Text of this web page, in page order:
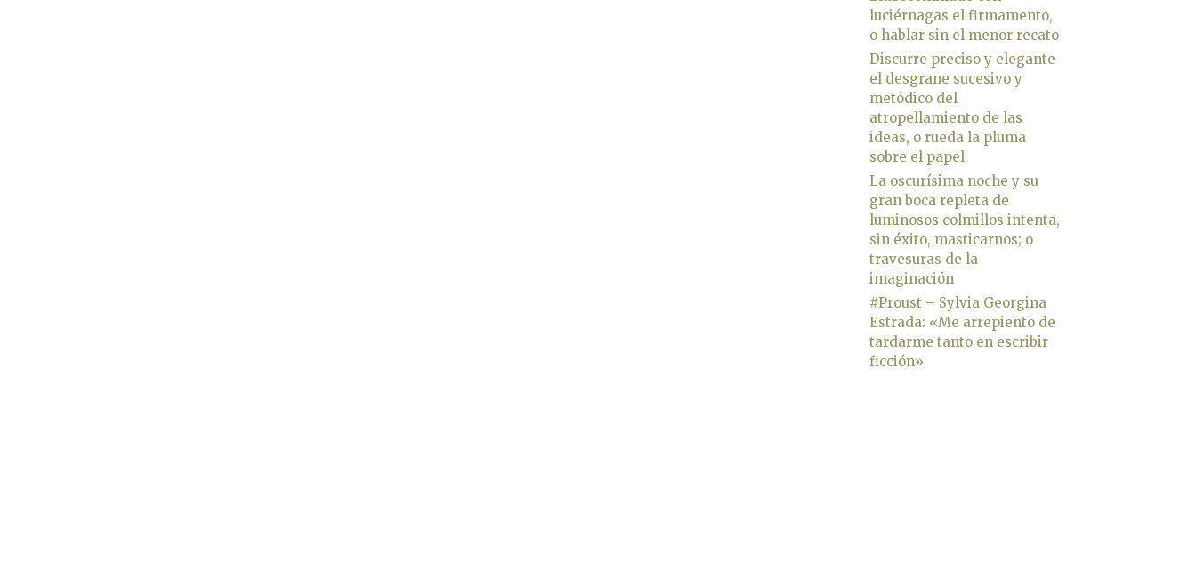
luciérnagas el firmamento,
o hablar sin el menor recato
Discurre preciso y elegante
el desgrane sucesivo y
metódico del
atropellamiento de las
ideas, o rueda la pluma
sobre el papel
La oscurísima noche y su
gran boca repleta de
luminosos colmillos intenta,
sin éxito, masticarnos; o
travesuras de la
imaginación
#Proust – Sylvia Georgina
Estrada: «Me arrepiento de
tardarme tanto en escribir
ficción»